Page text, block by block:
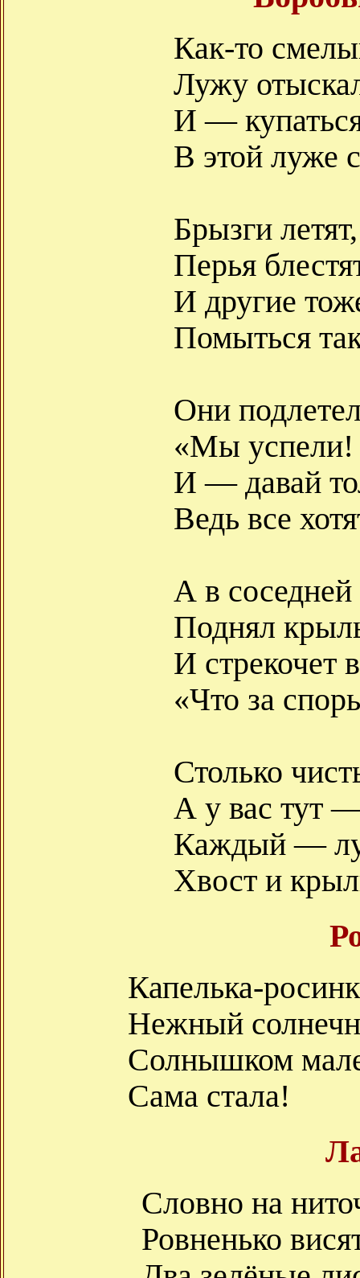
Как-то
Лужу
И —
В этой луже
Брызги летят,
Перья
И другие
Помыться
Они
«Мы
И — давай
Ведь все
А в
Поднял
И стрекочет
«Что за
Столько
А у вас тут
Каждый —
Хвост и
Капелька-
Нежный
Солнышком
Сама стала!
Словно на
Ровненько